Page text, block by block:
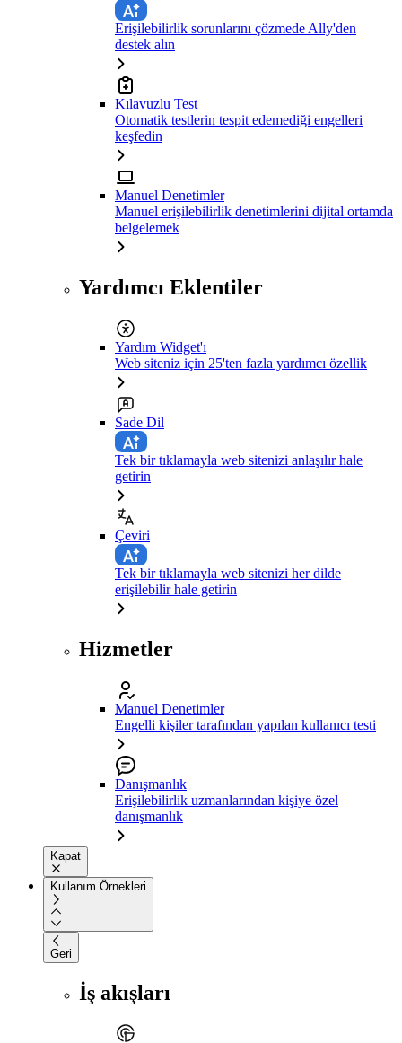
Erişilebilirlik sorunlarını çözmede Ally'den
destek alın
Kılavuzlu Test
Otomatik testlerin tespit edemediği engelleri
keşfedin
Manuel Denetimler
Manuel erişilebilirlik denetimlerini dijital ortamda
belgelemek
Yardımcı Eklentiler
Yardım Widget'ı
Web siteniz için 25'ten fazla yardımcı özellik
Sade Dil
Tek bir tıklamayla web sitenizi anlaşılır hale
getirin
Çeviri
Tek bir tıklamayla web sitenizi her dilde
erişilebilir hale getirin
Hizmetler
Manuel Denetimler
Engelli kişiler tarafından yapılan kullanıcı testi
Danışmanlık
Erişilebilirlik uzmanlarından kişiye özel
danışmanlık
Kapat
Kullanım Örnekleri
Geri
İş akışları